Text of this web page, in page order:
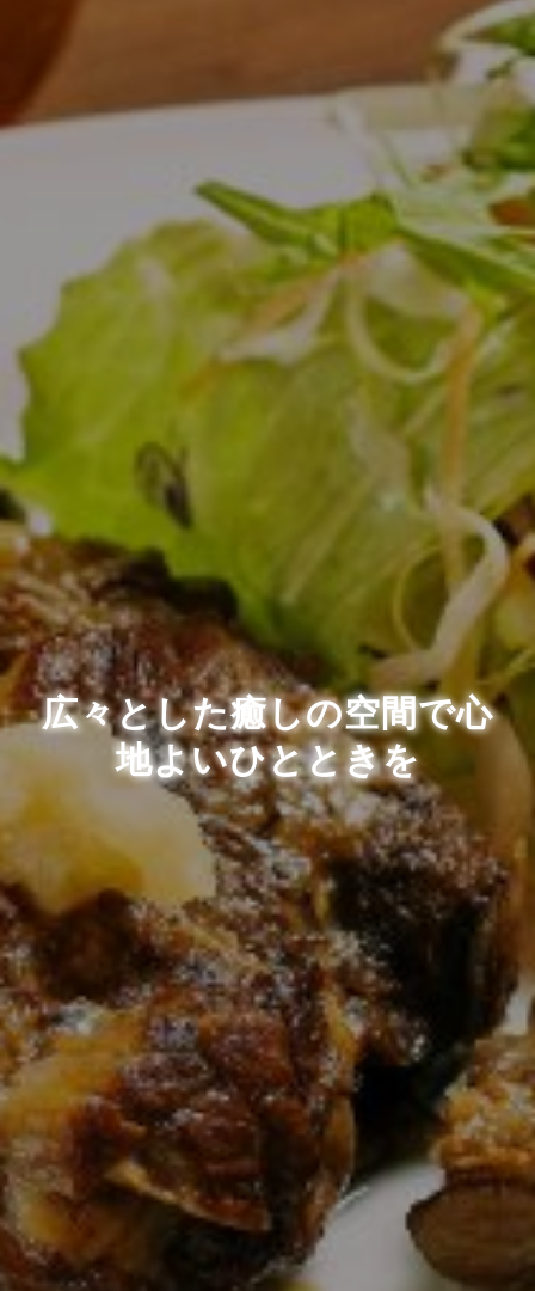
広々とした癒しの空間で心
地よいひとときを